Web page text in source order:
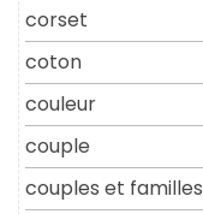
corset
coton
couleur
couple
couples et familles